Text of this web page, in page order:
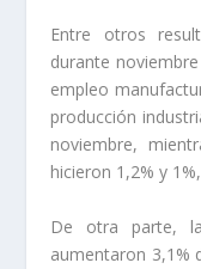
Entre otros
durante
empleo
producción
noviembre,
hicieron 1,2% y
De otra parte,
aumentaron 3,1%